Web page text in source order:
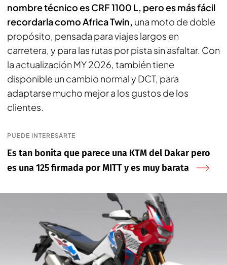
nombre técnico es CRF 1100 L, pero es más fácil
recordarla como Africa Twin, una moto de doble
propósito, pensada para viajes largos en
carretera, y para las rutas por pista sin asfaltar. Con
la actualización MY 2026, también tiene
disponible un cambio normal y DCT, para
adaptarse mucho mejor a los gustos de los
clientes.
PUEDE INTERESARTE
Es tan bonita que parece una KTM del Dakar pero
es una 125 firmada por MITT y es muy barata